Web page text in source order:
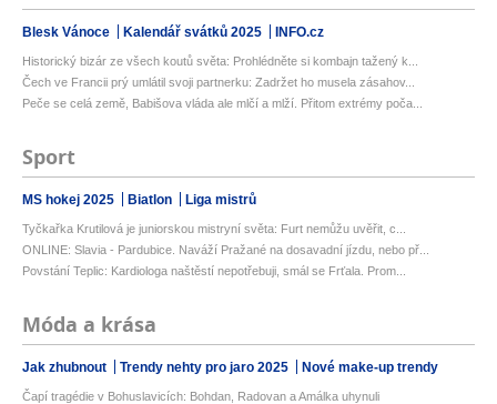
Blesk Vánoce Kalendář svátků 2025 INFO.cz
Historický bizár ze všech koutů světa: Prohlédněte si kombajn tažený k...
Čech ve Francii prý umlátil svoji partnerku: Zadržet ho musela zásahov...
Peče se celá země, Babišova vláda ale mlčí a mlží. Přitom extrémy poča...
Sport
MS hokej 2025 Biatlon Liga mistrů
Tyčkařka Krutilová je juniorskou mistryní světa: Furt nemůžu uvěřit, c...
ONLINE: Slavia - Pardubice. Naváží Pražané na dosavadní jízdu, nebo př...
Povstání Teplic: Kardiologa naštěstí nepotřebuji, smál se Frťala. Prom...
Móda a krása
Jak zhubnout Trendy nehty pro jaro 2025 Nové make-up trendy
Čapí tragédie v Bohuslavicích: Bohdan, Radovan a Amálka uhynuli